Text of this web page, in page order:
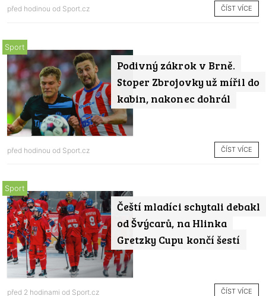
před hodinou od Sport.cz ČÍST VÍCE
Podivný zákrok v Brně.
Stoper Zbrojovky už mířil do
kabin, nakonec dohrál
Sport
před hodinou od Sport.cz ČÍST VÍCE
Čeští mladíci schytali debakl
od Švýcarů, na Hlinka
Gretzky Cupu končí šestí
Sport
před 2 hodinami od Sport.cz ČÍST VÍCE